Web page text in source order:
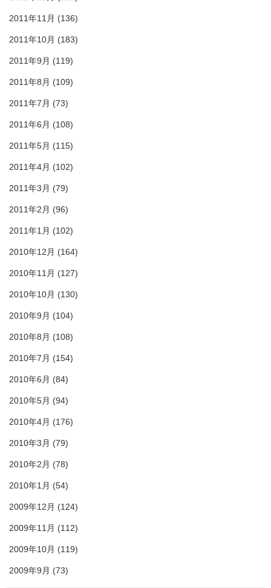
2011年11月 (136)
2011年10月 (183)
2011年9月 (119)
2011年8月 (109)
2011年7月 (73)
2011年6月 (108)
2011年5月 (115)
2011年4月 (102)
2011年3月 (79)
2011年2月 (96)
2011年1月 (102)
2010年12月 (164)
2010年11月 (127)
2010年10月 (130)
2010年9月 (104)
2010年8月 (108)
2010年7月 (154)
2010年6月 (84)
2010年5月 (94)
2010年4月 (176)
2010年3月 (79)
2010年2月 (78)
2010年1月 (54)
2009年12月 (124)
2009年11月 (112)
2009年10月 (119)
2009年9月 (73)